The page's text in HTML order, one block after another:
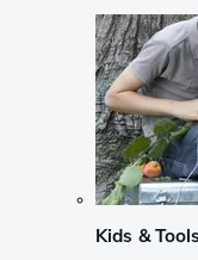
Kids & Tools